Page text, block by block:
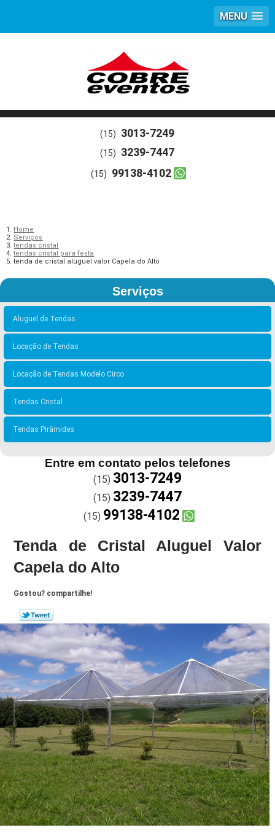
MENU
(15) 3013-7249
(15) 3239-7447
(15) 99138-4102
Home
Serviços
tendas cristal
tendas cristal para festa
tenda de cristal aluguel valor Capela do Alto
Serviços
Aluguel de Tendas
Locação de Tendas
Locação de Tendas Modelo Circo
Tendas Cristal
Tendas Pirâmides
Entre em contato pelos telefones
(15) 3013-7249
(15) 3239-7447
(15) 99138-4102
Tenda de Cristal Aluguel Valor
Capela do Alto
Gostou? compartilhe!